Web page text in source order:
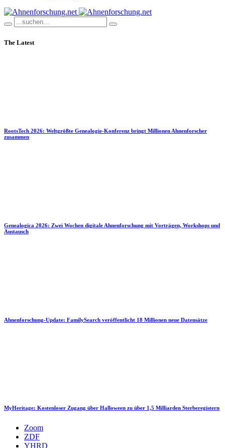
The Latest
RootsTech 2026: Weltgrößte Genealogie-Konferenz bringt Millionen Ahnenforscher
zusammen
Genealogica 2026: Zwei Wochen digitale Ahnenforschung mit Vorträgen, Workshops und
Austausch
Ahnenforschung-Update: FamilySearch veröffentlicht 18 Millionen neue Datensätze
MyHeritage: Kostenloser Zugang über Halloween zu über 1,5 Milliarden Sterberegistern
Zoom
ZDF
YHRD